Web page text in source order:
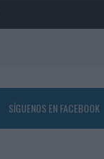
SÍGUENOS EN FACEBOOK